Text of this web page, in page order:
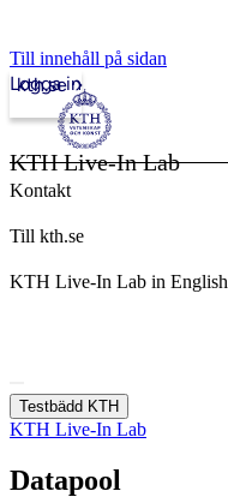
Till innehåll på sidan
kth.se
Logga in
KTH Live-In Lab
Kontakt
Till kth.se
KTH Live-In Lab in English
Testbädd KTH
KTH Live-In Lab
Datapool